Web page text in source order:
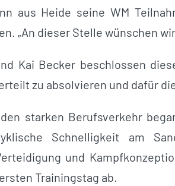
aus Heide seine WM
„An dieser Stelle wünschen
Kai Becker beschlossen
zu absolvieren und dafür
starken Berufsverkehr
Schnelligkeit am
und
Trainingstag ab.